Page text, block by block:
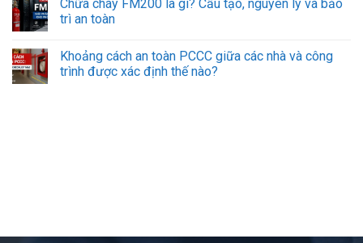
Chữa cháy FM200 là gì? Cấu tạo, nguyên lý và bảo
trì an toàn
Khoảng cách an toàn PCCC giữa các nhà và công
trình được xác định thế nào?